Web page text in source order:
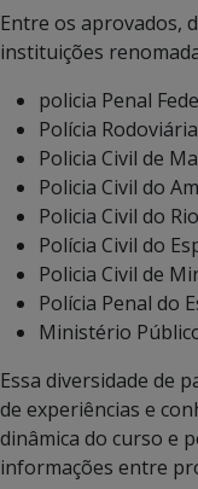
Entre os aprovados,
instituições
policia Penal
Polícia
Policia Civil de
Policia Civil do
Policia Civil do
Polícia Civil do
Policia Civil de
Polícia Penal do
Ministério
Essa diversidade de
de experiências e
dinâmica do curso e
informações entre